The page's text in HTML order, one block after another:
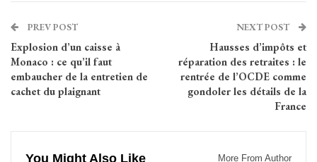
PREV POST
Explosion d’un caisse à
Monaco : ce qu’il faut
embaucher de la entretien de
cachet du plaignant
NEXT POST
Hausses d’impôts et
réparation des retraites : le
rentrée de l’OCDE comme
gondoler les détails de la
France
You Might Also Like More From Author